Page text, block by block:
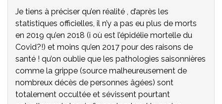
Je tiens à préciser qu’en réalité , d’après les
statistiques officielles, il n’y a pas eu plus de morts
en 2019 qu’en 2018 (i où est l’épidélie mortelle du
Covid?!) et moins qu’en 2017 pour des raisons de
santé ! qu’on oublie que les pathologies saisonnières
comme la grippe (source malheureusement de
nombreux décès de personnes âgées) sont
totalement occultée et sévissent pourtant